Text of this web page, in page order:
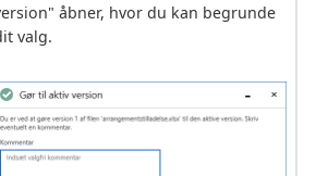
åbner, hvor du kan begrunde
valg.